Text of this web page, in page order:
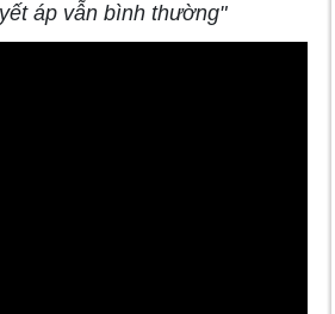
áp vẫn bình thường"